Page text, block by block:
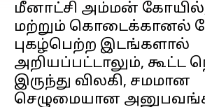
மீனாட்சி அம்மன்
மற்றும் கொடைக்கானல்
புகழ்பெற்ற இடங்களால்
அறியப்பட்டாலும், கூட்ட
இருந்து விலகி, சமமான
செழுமையான